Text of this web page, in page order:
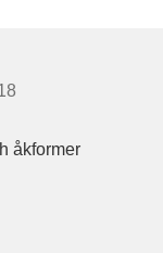
åkformer